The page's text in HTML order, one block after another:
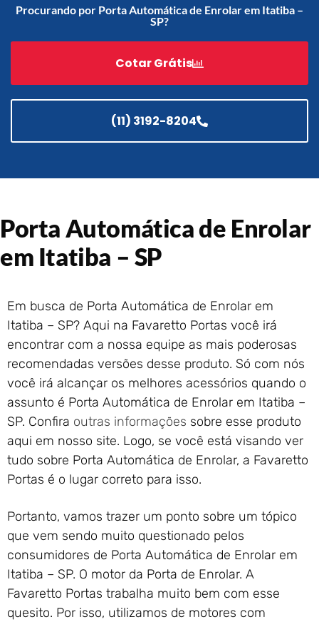
Enrolar em Teresópolis – RJ
Portão de Garagem de
Enrolar em São Pedro da
Aldeia – RJ
Portão de Garagem de
Enrolar em São Gonçalo – RJ
Enrolar em Rio das Ostras –
Enrolar em Queimados – RJ
Portão de Garagem de
Enrolar em Nova Iguaçu – RJ
Portão de Garagem de
Enrolar em Nova Friburgo –
RJ
Procurando por Porta Automática de Enrolar em Itatiba –
SP?
Cotar Grátis
(11) 3192-8204
Porta Automática de Enrolar
em Itatiba – SP
Em busca de Porta Automática de Enrolar em
Itatiba – SP? Aqui na Favaretto Portas você irá
encontrar com a nossa equipe as mais poderosas
recomendadas versões desse produto. Só com nós
você irá alcançar os melhores acessórios quando o
assunto é Porta Automática de Enrolar em Itatiba –
SP. Confira outras informações sobre esse produto
aqui em nosso site. Logo, se você está visando ver
tudo sobre Porta Automática de Enrolar, a Favaretto
Portas é o lugar correto para isso.
Portanto, vamos trazer um ponto sobre um tópico
que vem sendo muito questionado pelos
consumidores de Porta Automática de Enrolar em
Itatiba – SP. O motor da Porta de Enrolar. A
Favaretto Portas trabalha muito bem com esse
quesito. Por isso, utilizamos de motores com